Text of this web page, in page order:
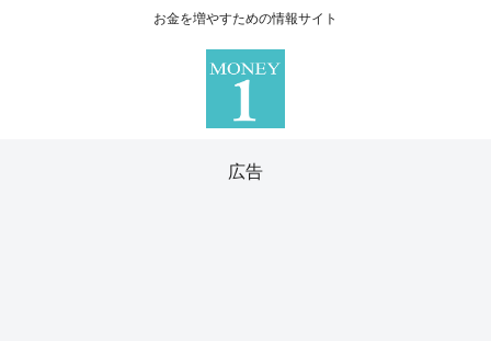
お金を増やすための情報サイト
広告